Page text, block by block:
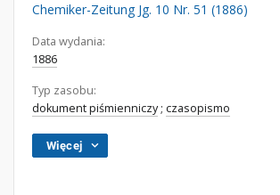
Chemiker-Zeitung Jg. 10 Nr. 51 (1886)
Data wydania:
1886
Typ zasobu:
dokument piśmienniczy; czasopismo
Więcej